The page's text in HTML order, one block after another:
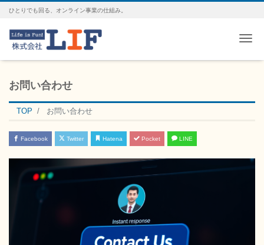
ひとりでも回る、オンライン事業の仕組み。
お問い合わせ
TOP お問い合わせ
Facebook Twitter Hatena Pocket LINE